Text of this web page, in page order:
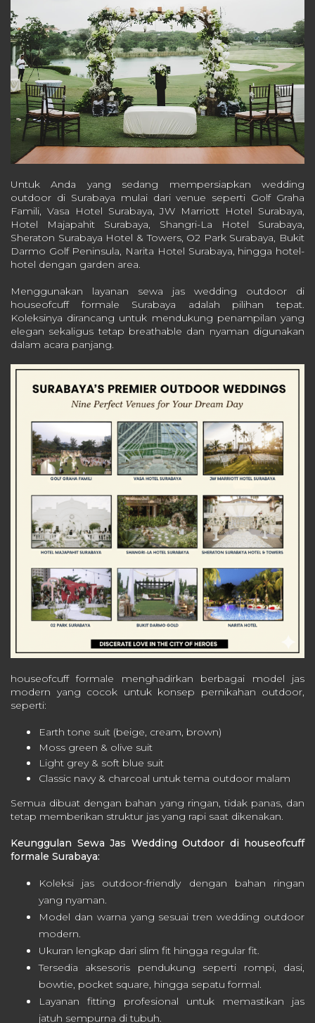
Untuk Anda yang sedang mempersiapkan wedding
outdoor di Surabaya mulai dari venue seperti Golf Graha
Famili, Vasa Hotel Surabaya, JW Marriott Hotel Surabaya,
Hotel Majapahit Surabaya, Shangri-La Hotel Surabaya,
Sheraton Surabaya Hotel & Towers, O2 Park Surabaya, Bukit
Darmo Golf Peninsula, Narita Hotel Surabaya, hingga hotel-
hotel dengan garden area.
Menggunakan layanan sewa jas wedding outdoor di
houseofcuff formale Surabaya adalah pilihan tepat.
Koleksinya dirancang untuk mendukung penampilan yang
elegan sekaligus tetap breathable dan nyaman digunakan
dalam acara panjang.
houseofcuff formale menghadirkan berbagai model jas
modern yang cocok untuk konsep pernikahan outdoor,
seperti:
Earth tone suit (beige, cream, brown)
Moss green & olive suit
Light grey & soft blue suit
Classic navy & charcoal untuk tema outdoor malam
Semua dibuat dengan bahan yang ringan, tidak panas, dan
tetap memberikan struktur jas yang rapi saat dikenakan.
Keunggulan Sewa Jas Wedding Outdoor di houseofcuff
formale Surabaya:
Koleksi jas outdoor-friendly dengan bahan ringan
yang nyaman.
Model dan warna yang sesuai tren wedding outdoor
modern.
Ukuran lengkap dari slim fit hingga regular fit.
Tersedia aksesoris pendukung seperti rompi, dasi,
bowtie, pocket square, hingga sepatu formal.
Layanan fitting profesional untuk memastikan jas
jatuh sempurna di tubuh.